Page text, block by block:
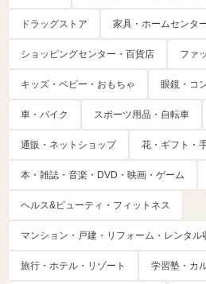
ドラッグストア 家具・ホームセンタ
ショッピングセンター・百貨店 ファ
キッズ・ベビー・おもちゃ 眼鏡・コ
車・バイク スポーツ用品・自転車
通販・ネットショップ 花・ギフト・
本・雑誌・音楽・DVD・映画・ゲーム
ヘルス&ビューティ・フィットネス
マンション・戸建・リフォーム・レンタル
旅行・ホテル・リゾート 学習塾・カ